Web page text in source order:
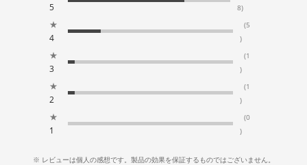
5
8)
★
4
(5
)
★
3
(1
)
★
2
(1
)
★
1
(0
)
※ レビューは個人の感想です。製品の効果を保証するものではございません。